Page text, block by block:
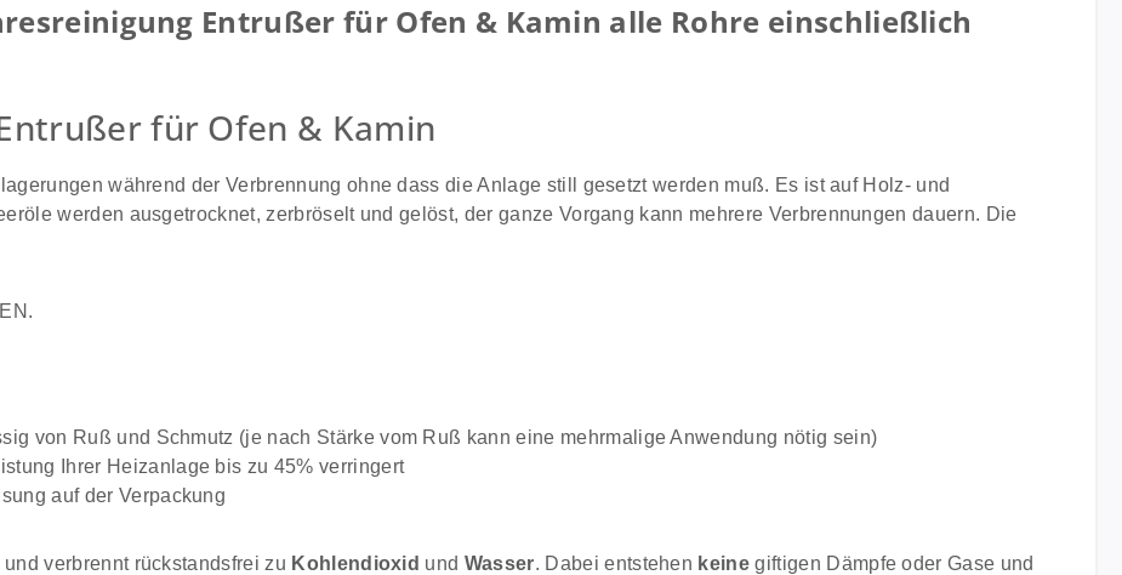
Entrußer für Ofen & Kamin alle Rohre einschließlich
für Ofen & Kamin
während der Verbrennung ohne dass die Anlage still gesetzt werden muß. Es ist auf Holz- und
werden ausgetrocknet, zerbröselt und gelöst, der ganze Vorgang kann mehrere Verbrennungen dauern. Die
von Ruß und Schmutz (je nach Stärke vom Ruß kann eine mehrmalige Anwendung nötig sein)
Ihrer Heizanlage bis zu 45% verringert
auf der Verpackung
und verbrennt rückstandsfrei zu Kohlendioxid und Wasser. Dabei entstehen keinegiftigen Dämpfe oder Gase und